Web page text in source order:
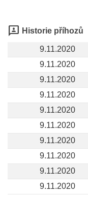
3p Historie příhozů
9.11.2020
9.11.2020
9.11.2020
9.11.2020
9.11.2020
9.11.2020
9.11.2020
9.11.2020
9.11.2020
9.11.2020